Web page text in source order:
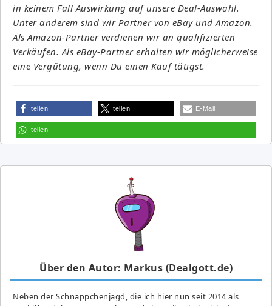
in keinem Fall Auswirkung auf unsere Deal-Auswahl.
Unter anderem sind wir Partner von eBay und Amazon.
Als Amazon-Partner verdienen wir an qualifizierten
Verkäufen. Als eBay-Partner erhalten wir möglicherweise
eine Vergütung, wenn Du einen Kauf tätigst.
teilen teilen E-Mail
teilen
Über den Autor: Markus (Dealgott.de)
Neben der Schnäppchenjagd, die ich hier nun seit 2014 als